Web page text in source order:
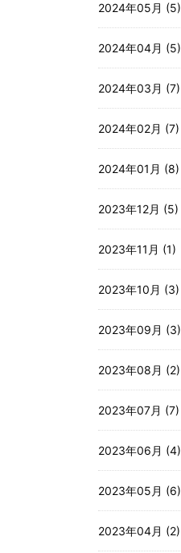
2024年05月 (5)
2024年04月 (5)
2024年03月 (7)
2024年02月 (7)
2024年01月 (8)
2023年12月 (5)
2023年11月 (1)
2023年10月 (3)
2023年09月 (3)
2023年08月 (2)
2023年07月 (7)
2023年06月 (4)
2023年05月 (6)
2023年04月 (2)